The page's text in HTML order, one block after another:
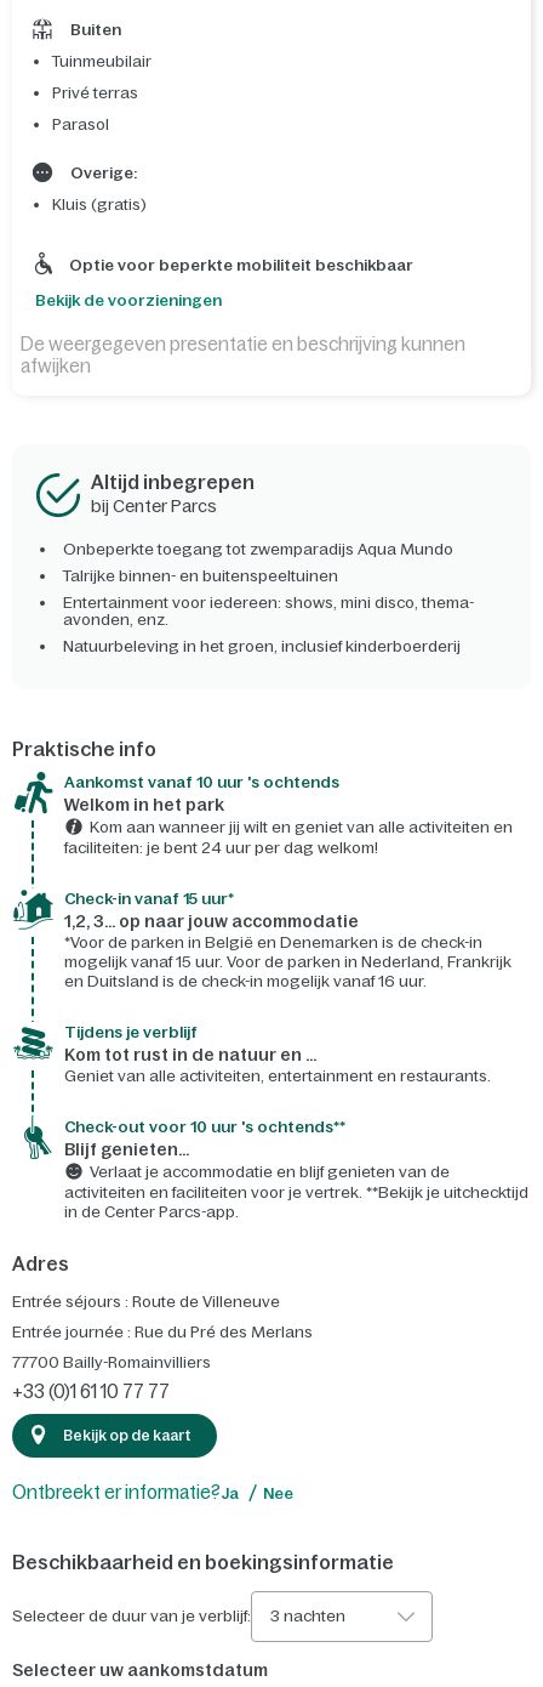
Buiten
Tuinmeubilair
Privé terras
Parasol
Overige:
Kluis (gratis)
Optie voor beperkte mobiliteit beschikbaar
Bekijk de voorzieningen
De weergegeven presentatie en beschrijving kunnen
afwijken
Altijd inbegrepen
bij Center Parcs
Onbeperkte toegang tot zwemparadijs Aqua Mundo
Talrijke binnen- en buitenspeeltuinen
Entertainment voor iedereen: shows, mini disco, thema-
avonden, enz.
Natuurbeleving in het groen, inclusief kinderboerderij
Praktische info
Aankomst vanaf 10 uur 's ochtends
Welkom in het park
Kom aan wanneer jij wilt en geniet van alle activiteiten en
faciliteiten: je bent 24 uur per dag welkom!
Check-in vanaf 15 uur*
1,2, 3... op naar jouw accommodatie
*Voor de parken in België en Denemarken is de check-in
mogelijk vanaf 15 uur. Voor de parken in Nederland, Frankrijk
en Duitsland is de check-in mogelijk vanaf 16 uur.
Tijdens je verblijf
Kom tot rust in de natuur en ...
Geniet van alle activiteiten, entertainment en restaurants.
Check-out voor 10 uur 's ochtends**
Blijf genieten...
Verlaat je accommodatie en blijf genieten van de
activiteiten en faciliteiten voor je vertrek. **Bekijk je uitchecktijd
in de Center Parcs-app.
Adres
Entrée séjours : Route de Villeneuve
Entrée journée : Rue du Pré des Merlans
77700 Bailly-Romainvilliers
+33 (0)1 61 10 77 77
Bekijk op de kaart
Ontbreekt er informatie?Ja Nee
Beschikbaarheid en boekingsinformatie
Selecteer de duur van je verblijf: 3 nachten
Selecteer uw aankomstdatum